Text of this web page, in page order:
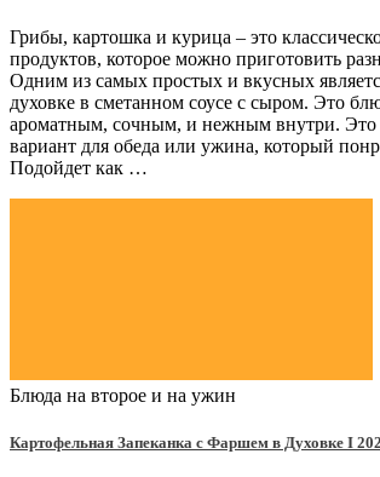
Грибы, картошка и курица – это
продуктов, которое можно приготовить
Одним из самых простых и вкусных
духовке в сметанном соусе с сыром. Это
ароматным, сочным, и нежным внутри. Это
вариант для обеда или ужина, который
Подойдет как …
Блюда на второе и на ужин
Картофельная Запеканка с Фаршем в Духовке Ι